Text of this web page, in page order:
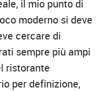
il mio punto di
moderno si deve
cercare di
sempre più ampi
ristorante
per definizione,